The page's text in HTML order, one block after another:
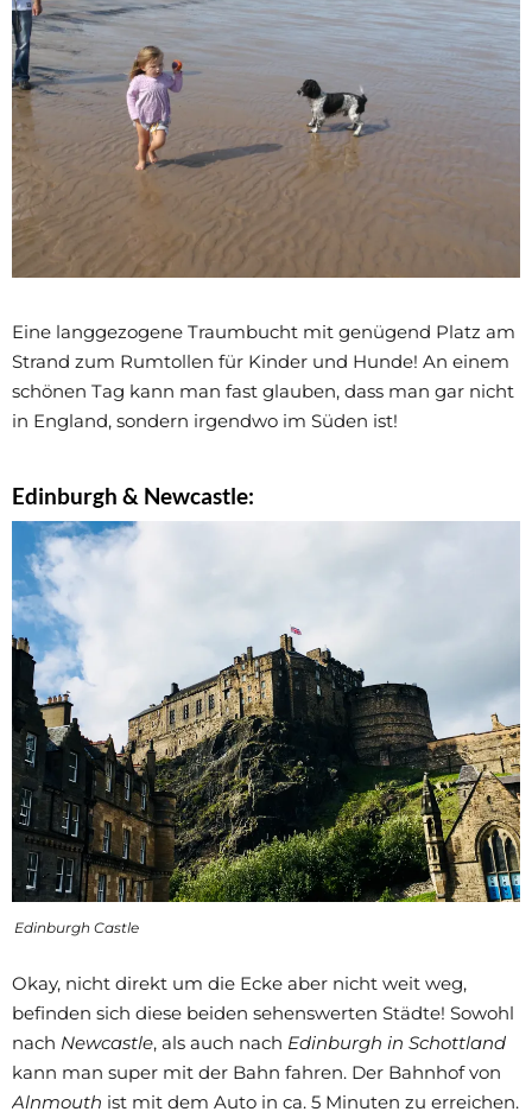
Eine langgezogene Traumbucht mit genügend Platz am
Strand zum Rumtollen für Kinder und Hunde! An einem
schönen Tag kann man fast glauben, dass man gar nicht
in England, sondern irgendwo im Süden ist!
Edinburgh & Newcastle:
Edinburgh Castle
Okay, nicht direkt um die Ecke aber nicht weit weg,
befinden sich diese beiden sehenswerten Städte! Sowohl
nach Newcastle, als auch nach Edinburgh in Schottland
kann man super mit der Bahn fahren. Der Bahnhof von
Alnmouth ist mit dem Auto in ca. 5 Minuten zu erreichen.